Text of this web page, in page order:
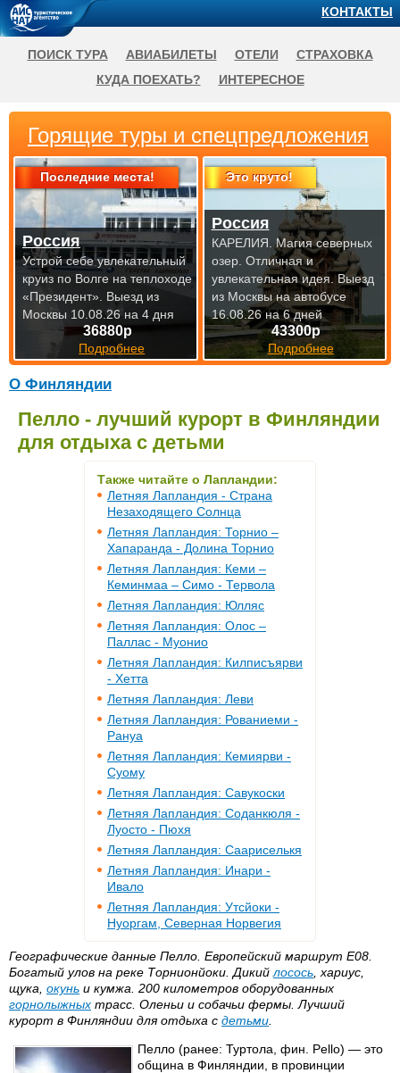
О Финляндии
Пелло - лучший курорт в Финляндии
для отдыха с детьми
Также читайте о Лапландии:
Летняя Лапландия - Страна
Незаходящего Солнца
Летняя Лапландия: Торнио –
Хапаранда - Долина Торнио
Летняя Лапландия: Кеми –
Кеминмаа – Симо - Тервола
Летняя Лапландия: Юлляс
Летняя Лапландия: Олос –
Паллас - Муонио
Летняя Лапландия: Килписъярви
- Хетта
Летняя Лапландия: Леви
Летняя Лапландия: Рованиеми -
Рануа
Летняя Лапландия: Кемиярви -
Суому
Летняя Лапландия: Савукоски
Летняя Лапландия: Соданкюля -
Луосто - Пюхя
Летняя Лапландия: Саариселькя
Летняя Лапландия: Инари -
Ивало
Летняя Лапландия: Утсйоки -
Нуоргам, Северная Норвегия
Географические данные Пелло. Европейский маршрут E08.
Богатый улов на реке Торнионйоки. Дикий лосось , хариус,
щука, окунь и кумжа. 200 километров оборудованных
горнолыжных трасс. Оленьи и собачьи фермы. Лучший
курорт в Финляндии для отдыха с детьми
Пелло (ранее: Туртола, фин. Pello) — это
община в Финляндии, в провинции
Горящие туры и спецпредложения
Последние места!
36880р
Подробнее
Россия
Устрой себе увлекательный
круиз по Волге на теплоходе
«Президент». Выезд из
Москвы 10.08.26 на 4 дня
Это круто!
43300р
Подробнее
Россия
КАРЕЛИЯ. Магия северных
озер. Отличная и
увлекательная идея.Выезд
из Москвы на автобусе
16.08.26 на 6 дней
КОНТАКТЫ
ПОИСК ТУРА АВИАБИЛЕТЫ ОТЕЛИ
СТРАХОВКА
КУДА ПОЕХАТЬ?
ИНТЕРЕСНОЕ